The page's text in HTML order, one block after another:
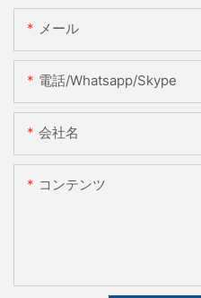
メール
電話/whatsapp/skype
会社名
コンテンツ